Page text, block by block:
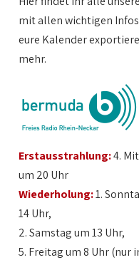
mit allen wichtigen
eure Kalender
mehr.
Erstausstrahlung:4.
um 20 Uhr
Wiederholung:1.
14 Uhr,
2. Samstag um 13 Uhr,
5. Freitag um 8 Uhr (nur
1:00
2:00
3:00